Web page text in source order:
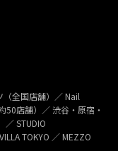
全国店舗）／ Nail
50店舗）／ 渋谷・原宿・
／ STUDIO
TOKYO ／ MEZZO